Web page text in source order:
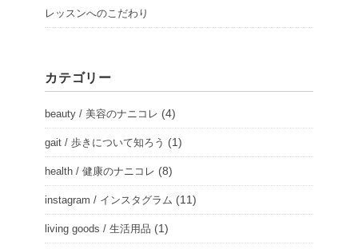
レッスンへのこだわり
カテゴリー
beauty / 美容のナニコレ (4)
gait / 歩きについて知ろう (1)
health / 健康のナニコレ (8)
instagram / インスタグラム (11)
living goods / 生活用品 (1)